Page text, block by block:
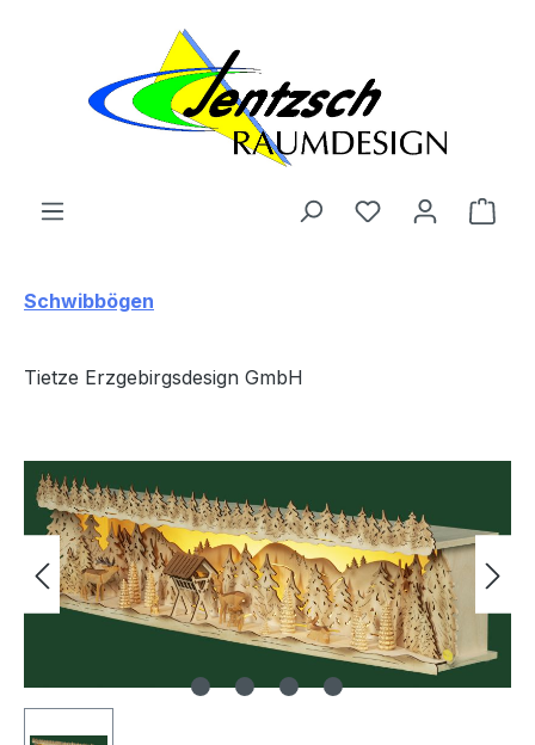
Zum Hauptinhalt springen
Schwibbögen
Tietze Erzgebirgsdesign GmbH